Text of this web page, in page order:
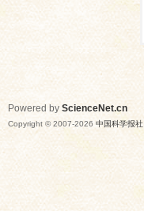
Powered by ScienceNet.cn
Copyright © 2007-2026 中国科学报社